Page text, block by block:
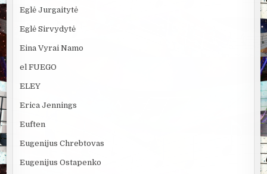
Eglė Jurgaitytė
Eglė Sirvydytė
Eina Vyrai Namo
el FUEGO
ELEY
Erica Jennings
Euften
Eugenijus Chrebtovas
Eugenijus Ostapenko